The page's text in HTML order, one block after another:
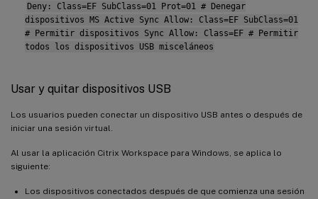
Deny: Class=EF SubClass=01 Prot=01 # Denegar
dispositivos MS Active Sync Allow: Class=EF SubClass=01
# Permitir dispositivos Sync Allow: Class=EF # Permitir
todos los dispositivos USB misceláneos
Usar y quitar dispositivos USB
Los usuarios pueden conectar un dispositivo USB antes o después de
iniciar una sesión virtual.
Al usar la aplicación Citrix Workspace para Windows, se aplica lo
siguiente:
Los dispositivos conectados después de que comienza una sesión